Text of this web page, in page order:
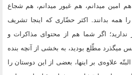
امین میدانم، هم غیور میدانم، هم شجاع
همه بدانند. اکثر حضّارى که اینجا تشریف
ندارید؛ اگر شما هم از محتواى مذاکرات و
میگذرد مطّلع بودید، به بخشى از آنچه بنده
علاوه‌ى بر اینها، بعضى از این دوستان را